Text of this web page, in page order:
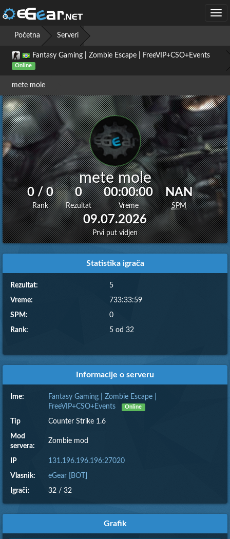
Početna
Serveri
Fantasy Gaming | Zombie Escape | FreeVIP+CSO+Events
Online
mete mole
mete mole
0 / 0
Rank
0
Rezultat
00:00:00
Vreme
NAN
SPM
09.07.2026
Prvi put vidjen
Statistika igrača
Rezultat: 5
Vreme: 733:33:59
SPM: 0
Rank: 5 od 32
Informacije o serveru
Ime:
Fantasy Gaming | Zombie Escape |
FreeVIP+CSO+Events
Online
Tip Counter Strike 1.6
Mod
servera:
Zombie mod
IP 131.196.196.196:27020
Vlasnik: eGear [BOT]
Igrači: 32 / 32
Grafik